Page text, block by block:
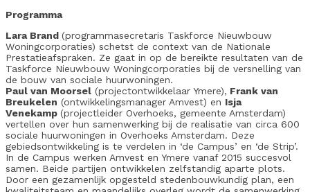
Programma
Lara Brand (programmasecretaris Taskforce Nieuwbouw
Woningcorporaties) schetst de context van de Nationale
Prestatieafspraken. Ze gaat in op de bereikte resultaten van de
Taskforce Nieuwbouw Woningcorporaties bij de versnelling van
de bouw van sociale huurwoningen.
Paul van Moorsel (projectontwikkelaar Ymere), Frank van
Breukelen (ontwikkelingsmanager Amvest) en Isja
Venekamp (projectleider Overhoeks, gemeente Amsterdam)
vertellen over hun samenwerking bij de realisatie van circa 600
sociale huurwoningen in Overhoeks Amsterdam. Deze
gebiedsontwikkeling is te verdelen in ‘de Campus’ en ‘de Strip’.
In de Campus werken Amvest en Ymere vanaf 2015 succesvol
samen. Beide partijen ontwikkelen zelfstandig aparte plots.
Door een gezamenlijk opgesteld stedenbouwkundig plan, een